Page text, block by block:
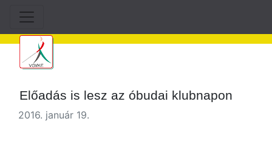
Előadás is lesz az óbudai klubnapon
2016. január 19.